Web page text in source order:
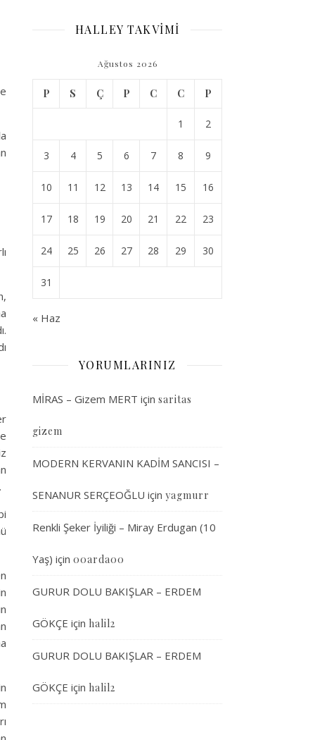
HALLEY TAKVİMİ
Ağustos 2026
P S Ç P C C P
1 2
3 4 5 6 7 8 9
10 11 12 13 14 15 16
17 18 19 20 21 22 23
24 25 26 27 28 29 30
31
« Haz
YORUMLARINIZ
MİRAS – Gizem MERT için saritas
gizem
MODERN KERVANIN KADİM SANCISI –
SENANUR SERÇEOĞLU için yagmurr
Renkli Şeker İyiliği – Miray Erdugan (10
Yaş) için 00arda00
GURUR DOLU BAKIŞLAR – ERDEM
GÖKÇE için halil2
GURUR DOLU BAKIŞLAR – ERDEM
GÖKÇE için halil2